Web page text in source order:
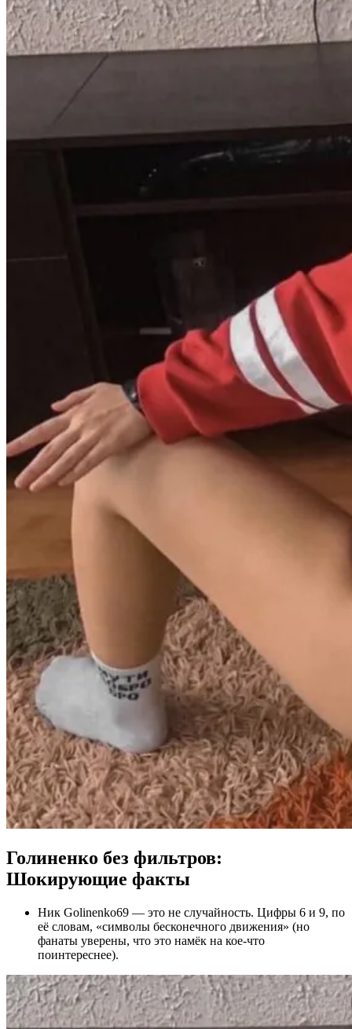
Голиненко без фильтров:
Шокирующие факты
Ник Golinenko69 — это не случайность. Цифры 6 и 9, по
её словам, «символы бесконечного движения» (но
фанаты уверены, что это намёк на кое-что
поинтереснее).